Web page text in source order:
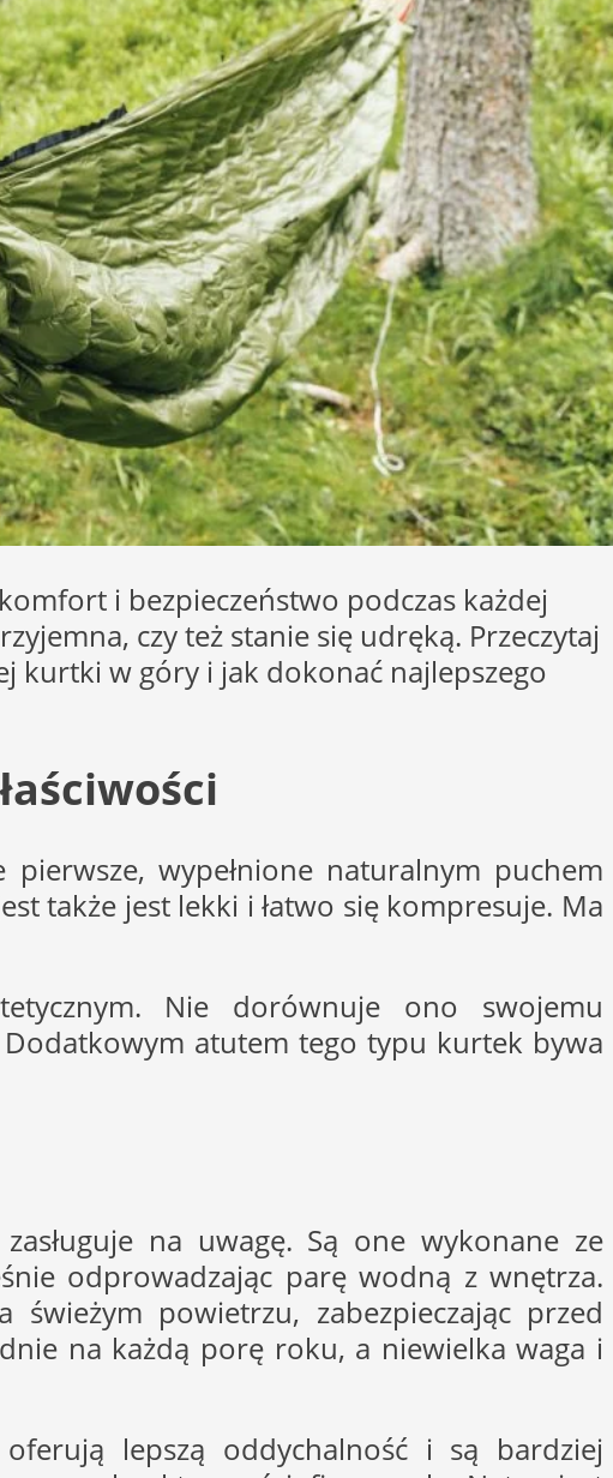
i bezpieczeństwo podczas każdej
czy też stanie się udręką. Przeczytaj
kurtki w góry i jak dokonać najlepszego
wypełnione naturalnym puchem
także jest lekki i łatwo się kompresuje. Ma
Nie dorównuje ono swojemu
atutem tego typu kurtek bywa
na uwagę. Są one wykonane ze
odprowadzając parę wodną z wnętrza.
powietrzu, zabezpieczając przed
na każdą porę roku, a niewielka waga i
lepszą oddychalność i są bardziej